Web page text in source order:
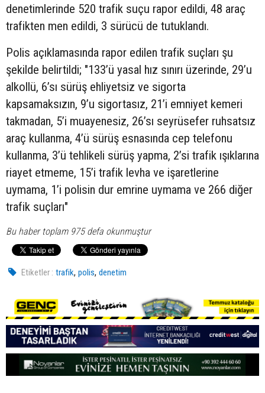
denetimlerinde 520 trafik suçu rapor edildi, 48 araç
trafikten men edildi, 3 sürücü de tutuklandı.
Polis açıklamasında rapor edilen trafik suçları şu
şekilde belirtildi; "133’ü yasal hız sınırı üzerinde, 29’u
alkollü, 6’sı sürüş ehliyetsiz ve sigorta
kapsamaksızın, 9’u sigortasız, 21’i emniyet kemeri
takmadan, 5’i muayenesiz, 26’sı seyrüsefer ruhsatsız
araç kullanma, 4’ü sürüş esnasında cep telefonu
kullanma, 3’ü tehlikeli sürüş yapma, 2’si trafik ışıklarına
riayet etmeme, 15’i trafik levha ve işaretlerine
uymama, 1’i polisin dur emrine uymama ve 266 diğer
trafik suçları"
Bu haber toplam 975 defa okunmuştur
Etiketler : trafik,polis,denetim